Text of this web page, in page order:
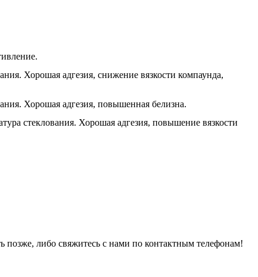
Хорошая адгезия, снижение вязкости компаунда,
Хорошая адгезия, повышенная белизна.
стеклования. Хорошая адгезия, повышение вязкости
либо свяжитесь с нами по контактным телефонам!